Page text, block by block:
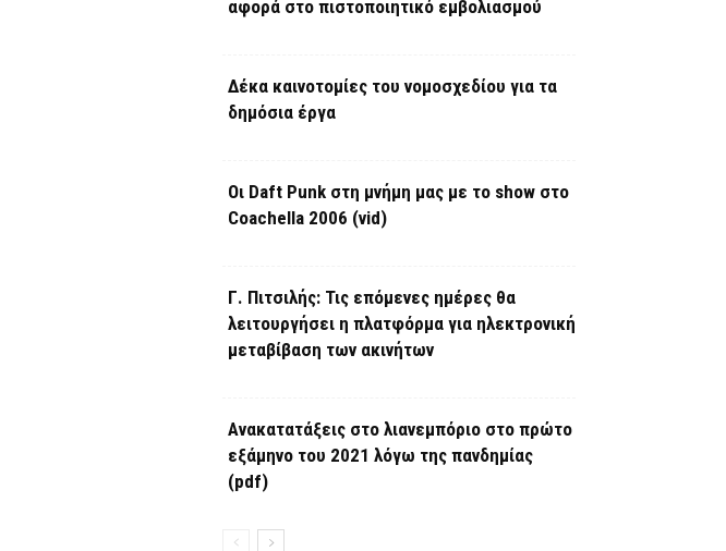
αφορά στο πιστοποιητικό εμβολιασμού
Δέκα καινοτομίες του νομοσχεδίου για τα
δημόσια έργα
Οι Daft Punk στη μνήμη μας με το show στο
Coachella 2006 (vid)
Γ. Πιτσιλής: Τις επόμενες ημέρες θα
λειτουργήσει η πλατφόρμα για ηλεκτρονική
μεταβίβαση των ακινήτων
Ανακατατάξεις στο λιανεμπόριο στο πρώτο
εξάμηνο του 2021 λόγω της πανδημίας
(pdf)